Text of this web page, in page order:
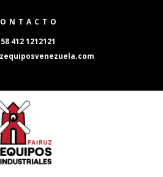
412 1212121